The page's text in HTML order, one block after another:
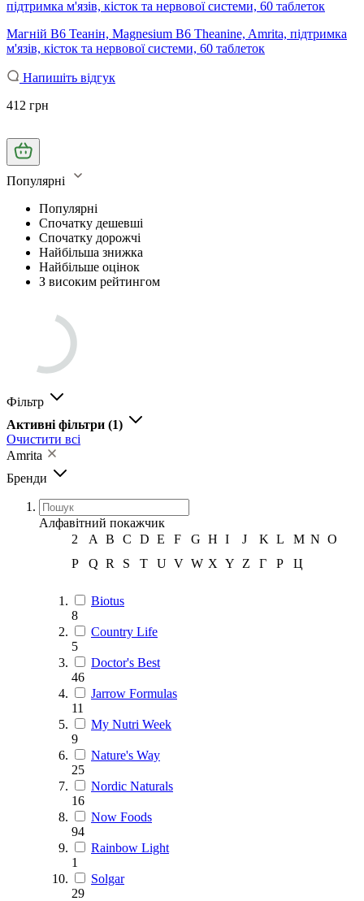
Магній В6 Теанін, Magnesium B6 Theanine, Amrita, підтримка
м'язів, кісток та нервової системи, 60 таблеток
Напишіть відгук
412 грн
Популярні
Популярні
Спочатку дешевші
Спочатку дорожчі
Найбільша знижка
Найбільше оцінок
З високим рейтингом
Фільтр
Активні фільтри (1)
Очистити всі
Amrita
Бренди
Алфавітний покажчик
2
A B C D E F G H I J K L M N O
P
Q R S T U V W X Y Z Г Р Ц
Biotus
8
Country Life
5
Doctor's Best
46
Jarrow Formulas
11
My Nutri Week
9
Nature's Way
25
Nordic Naturals
16
Now Foods
94
Rainbow Light
1
Solgar
29